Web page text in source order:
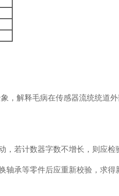
，解释毛病在传感器流统统道
，若计数器字数不增长，则应检
承等零件后应重新校验，求得